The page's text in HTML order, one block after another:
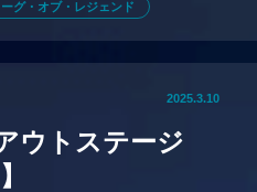
ーグ・オブ・レジェンド
2025.3.10
ウトステージ